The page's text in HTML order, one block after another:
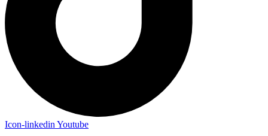
Icon-linkedin Youtube